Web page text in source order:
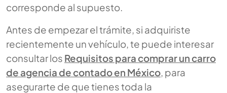
corresponde al supuesto.
Antes de empezar el trámite, si adquiriste
recientemente un vehículo, te puede interesar
consultar los Requisitos para comprar un carro
de agencia de contado en México , para
asegurarte de que tienes toda la